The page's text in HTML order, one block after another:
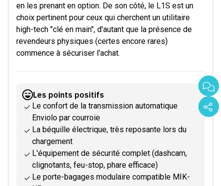
en les prenant en option. De son côté, le L1S est un
choix pertinent pour ceux qui cherchent un utilitaire
high-tech "clé en main", d'autant que la présence de
revendeurs physiques (certes encore rares)
commence à sécuriser l'achat.
Les points positifs
Le confort de la transmission automatique
Enviolo par courroie
La béquille électrique, très reposante lors du
chargement
L'équipement de sécurité complet (dashcam,
clignotants, feu-stop, phare efficace)
Le porte-bagages modulaire compatible MIK-